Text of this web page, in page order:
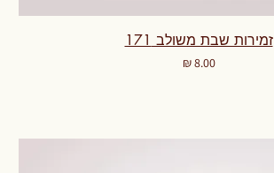
זמירות שבת משולב 171
מחיר‏8.00 ‏₪